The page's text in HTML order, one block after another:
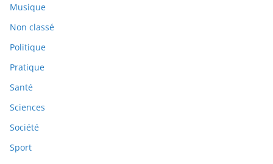
Musique
Non classé
Politique
Pratique
Santé
Sciences
Société
Sport